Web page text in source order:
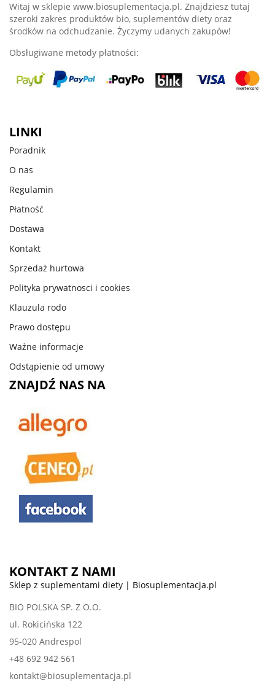
Witaj w sklepie www.biosuplementacja.pl. Znajdziesz tutaj
szeroki zakres produktów bio, suplementów diety oraz
środków na odchudzanie. Życzymy udanych zakupów!
Obsługiwane metody płatności:
LINKI
Poradnik
O nas
Regulamin
Płatność
Dostawa
Kontakt
Sprzedaż hurtowa
Polityka prywatnosci i cookies
Klauzula rodo
Prawo dostępu
Ważne informacje
Odstąpienie od umowy
ZNAJDŹ NAS NA
KONTAKT Z NAMI
Sklep z suplementami diety | Biosuplementacja.pl
BIO POLSKA SP. Z O.O.
ul. Rokicińska 122
95-020 Andrespol
+48 692 942 561
kontakt@biosuplementacja.pl